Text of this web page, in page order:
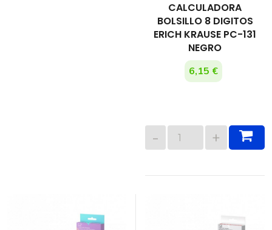
CALCULADORA
BOLSILLO 8 DIGITOS
ERICH KRAUSE PC-131
NEGRO
6,15 €